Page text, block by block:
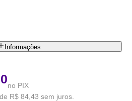
Informações
no PIX
R$ 84,43 sem juros.